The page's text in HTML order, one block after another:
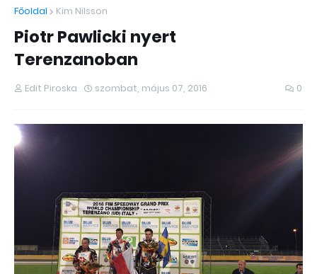
Főoldal Kim Nilsson
Piotr Pawlicki nyert
Terenzanoban
Edit Piroska szombat, május 07, 2016 0